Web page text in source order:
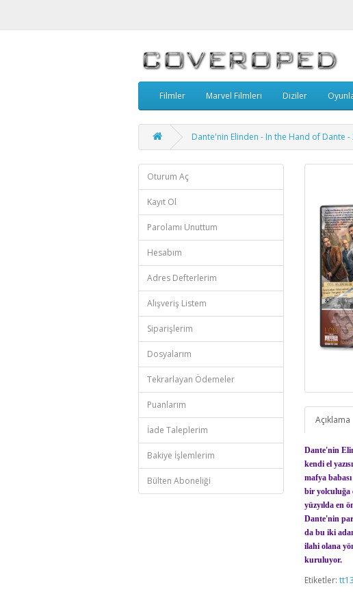
Filmler Marvel Filmleri Diziler
Dante'nin Elinden - In the Hand of Dante -
Oturum Aç
Kayıt Ol
Parolamı Unuttum
Hesabım
Adres Defterlerim
Alışveriş Listem
Siparişlerim
Dosyalarım
Tekrarlayan Ödemeler
Puanlarım
İade Taleplerim
Bakiye İşlemlerim
Bülten Aboneliği
Açıklama
Dante'nin
kendi el
mafya
bir yolculuğa
yüzyılda en
Dante'nin
da bu iki
ilahi olana
kuruluyor.
Etiketler: